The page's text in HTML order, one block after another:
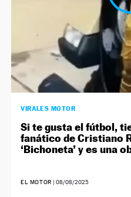
VIRALES MOTOR
Si te gusta el fútbol,
fanático de Cristiano
‘Bichoneta’ y es una
EL MOTOR | 08/08/2025